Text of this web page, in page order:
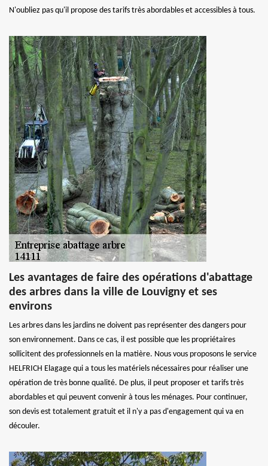
N'oubliez pas qu'il propose des tarifs très abordables et accessibles à tous.
Les avantages de faire des opérations d'abattage
des arbres dans la ville de Louvigny et ses
environs
Les arbres dans les jardins ne doivent pas représenter des dangers pour
son environnement. Dans ce cas, il est possible que les propriétaires
sollicitent des professionnels en la matière. Nous vous proposons le service
HELFRICH Elagage qui a tous les matériels nécessaires pour réaliser une
opération de très bonne qualité. De plus, il peut proposer et tarifs très
abordables et qui peuvent convenir à tous les ménages. Pour continuer,
son devis est totalement gratuit et il n'y a pas d'engagement qui va en
découler.